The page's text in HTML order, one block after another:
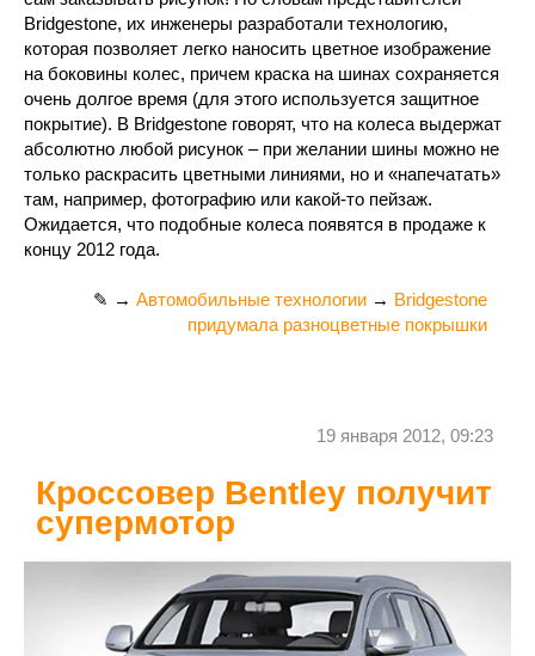
Bridgestone, их инженеры разработали технологию,
которая позволяет легко наносить цветное изображение
на боковины колес, причем краска на шинах сохраняется
очень долгое время (для этого используется защитное
покрытие). В Bridgestone говорят, что на колеса выдержат
абсолютно любой рисунок – при желании шины можно не
только раскрасить цветными линиями, но и «напечатать»
там, например, фотографию или какой-то пейзаж.
Ожидается, что подобные колеса появятся в продаже к
концу 2012 года.
✎ → Автомобильные технологии → Bridgestone
придумала разноцветные покрышки
19 января 2012, 09:23
Кроссовер Bentley получит
супермотор